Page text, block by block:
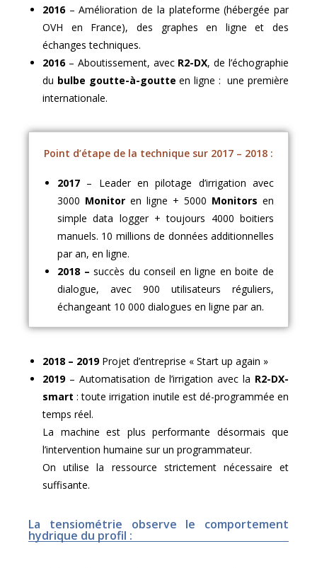
2016– Amélioration de la plateforme (hébergée par
OVH en France), des graphes en ligne et des
échanges techniques.
2016– Aboutissement, avecR2-DX, de l’échographie
du bulbe goutte-à-goutte en ligne : une première
internationale.
Point d’étape de la technique sur 2017 – 2018 :
2017 – Leader en pilotage d’irrigation avec
3000 Monitor en ligne + 5000 Monitors en
simple data logger + toujours 4000 boitiers
manuels. 10 millions de données additionnelles
par an, en ligne.
2018 –succès du conseil en ligne en boite de
dialogue, avec 900 utilisateurs réguliers,
échangeant 10 000 dialogues en ligne par an.
2018 – 2019 Projet d’entreprise « Start up again »
2019– Automatisation de l’irrigation avec la R2-DX-
smart : toute irrigation inutile est dé-programmée en
temps réel.
La machine est plus performante désormais que
l’intervention humaine sur un programmateur.
On utilise la ressource strictement nécessaire et
suffisante.
La tensiométrie observe le comportement
hydrique du profil :